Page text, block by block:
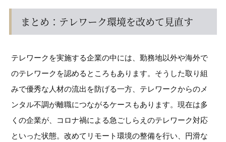
まとめ：テレワーク環境を改めて見直す
テレワークを実施する企業の中には、勤務地以外や海外で
のテレワークを認めるところもあります。そうした取り組
みで優秀な人材の流出を防げる一方、テレワークからのメ
ンタル不調が離職につながるケースもあります。現在は多
くの企業が、コロナ禍による急ごしらえのテレワーク対応
といった状態。改めてリモート環境の整備を行い、円滑な